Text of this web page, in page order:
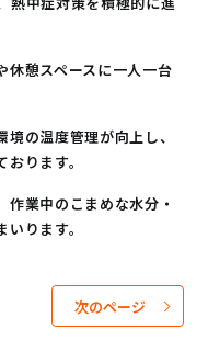
休憩スペースに一人一台
の温度管理が向上し、
ります。
業中のこまめな水分・
ります。
次のページ